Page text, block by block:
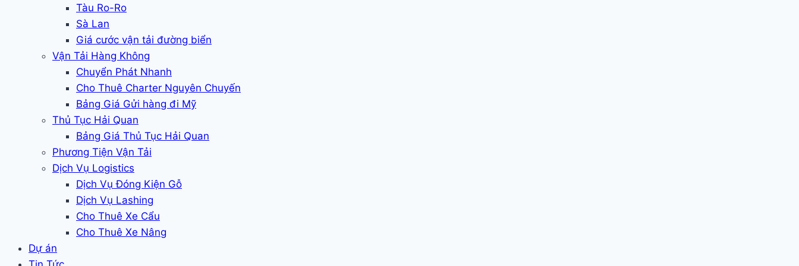
Tàu Ro-Ro
Sà Lan
Giá cước vận tải đường biển
Vận Tải Hàng Không
Chuyển Phát Nhanh
Cho Thuê Charter Nguyên Chuyến
Bảng Giá Gửi hàng đi Mỹ
Thủ Tục Hải Quan
Bảng Giá Thủ Tục Hải Quan
Phương Tiện Vận Tải
Dịch Vụ Logistics
Dịch Vụ Đóng Kiện Gỗ
Dịch Vụ Lashing
Cho Thuê Xe Cẩu
Cho Thuê Xe Nâng
Dự án